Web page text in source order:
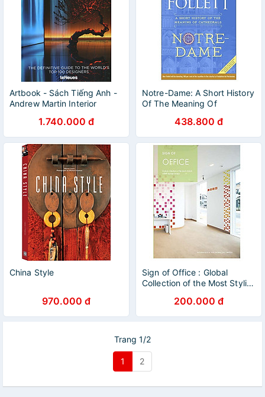
Artbook - Sách Tiếng Anh -
Andrew Martin Interior
1.740.000 đ
Notre-Dame: A Short History
Of The Meaning Of
438.800 đ
China Style
970.000 đ
Sign of Office : Global
Collection of the Most Stylish
200.000 đ
Trang 1/2
1 2